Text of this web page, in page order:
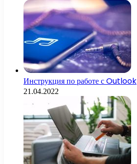
Инструкция по работе с Outlook
21.04.2022